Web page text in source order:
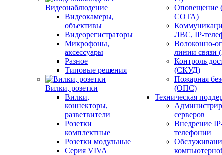
Видеонаблюдение
Видеокамеры,
объективы
Видеорегистраторы
Микрофоны,
аксессуары
Разное
Типовые решения
Вилки, розетки
Вилки,
коннекторы,
разветвители
Розетки
комплектные
Розетки модульные
Серия VIVA
СОТА)
ЛВС, IP-
Волоконно-
линии
Контроль
(СКУД)
Пожарная
(ОПС)
Техническая
серверов
Внедрение
телефонии